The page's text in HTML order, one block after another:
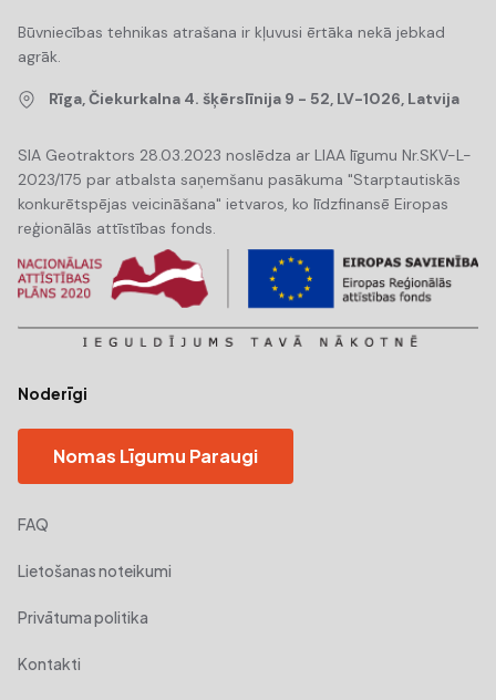
Būvniecības tehnikas atrašana ir kļuvusi ērtāka nekā jebkad
agrāk.
Rīga, Čiekurkalna 4. šķērslīnija 9 - 52, LV-1026, Latvija
SIA Geotraktors 28.03.2023 noslēdza ar LIAA līgumu Nr.SKV-L-
2023/175 par atbalsta saņemšanu pasākuma "Starptautiskās
konkurētspējas veicināšana" ietvaros, ko līdzfinansē Eiropas
reģionālās attīstības fonds.
Noderīgi
Nomas Līgumu Paraugi
FAQ
Lietošanas noteikumi
Privātuma politika
Kontakti